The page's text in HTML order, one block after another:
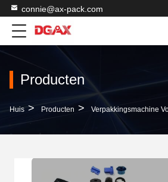
connie@ax-pack.com
Producten
Huis > Producten > Verpakkingsmachine Voor